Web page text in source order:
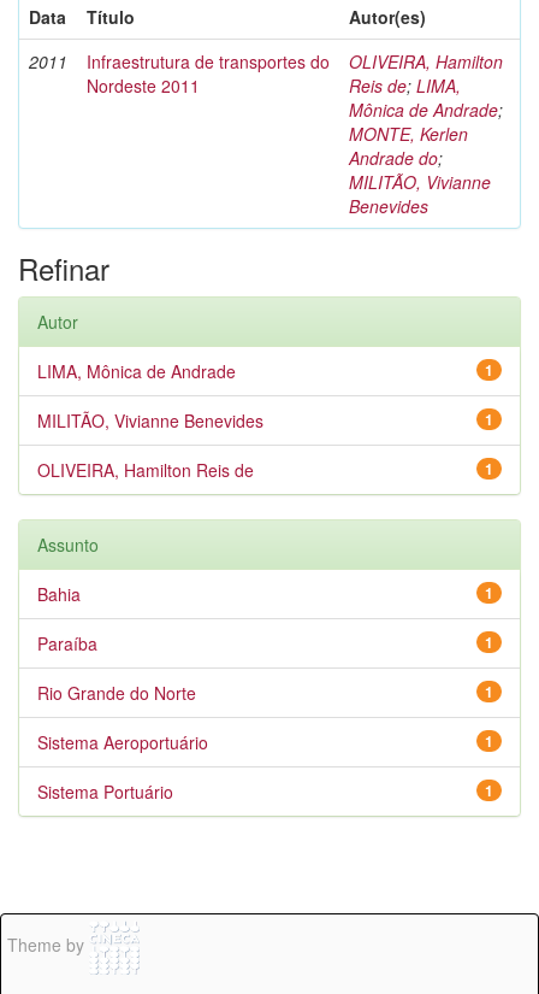
Data
Título
Autor(es)
2011
Infraestrutura de transportes do
Nordeste 2011
OLIVEIRA, Hamilton
Reis de; LIMA,
Mônica de Andrade;
MONTE, Kerlen
Andrade do;
MILITÃO, Vivianne
Benevides
Refinar
Autor
1
LIMA, Mônica de Andrade
1
MILITÃO, Vivianne Benevides
1
OLIVEIRA, Hamilton Reis de
Assunto
1
Bahia
1
Paraíba
1
Rio Grande do Norte
1
Sistema Aeroportuário
1
Sistema Portuário
Theme by